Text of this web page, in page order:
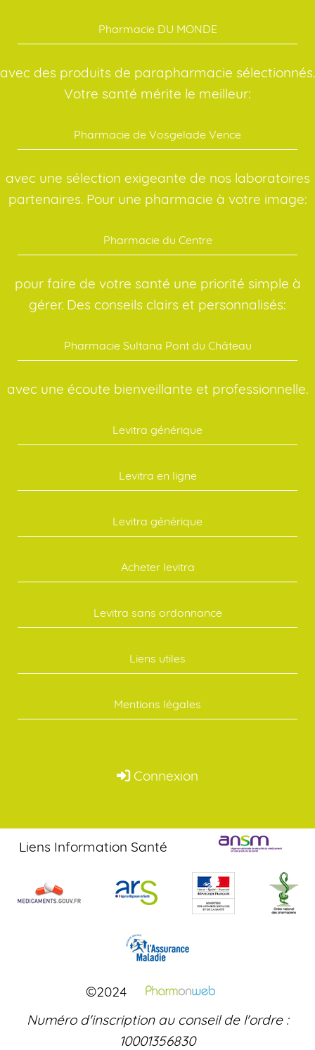
Pharmacie DU MONDE
avec des produits de parapharmacie sélectionnés.
Votre santé mérite le meilleur:
Pharmacie de Vosgelade Vence
avec une sélection exigeante de nos laboratoires
partenaires. Pour une pharmacie à votre image:
Pharmacie du Centre
pour faire de votre santé une priorité simple à
gérer. Des conseils clairs et personnalisés:
Pharmacie Sultana Pont du Château
avec une écoute bienveillante et professionnelle.
Levitra générique
Levitra en ligne
Levitra générique
Acheter levitra
Levitra sans ordonnance
Liens utiles
Mentions légales
Connexion
Liens Information Santé
©2024
Numéro d'inscription au conseil de l'ordre :
10001356830